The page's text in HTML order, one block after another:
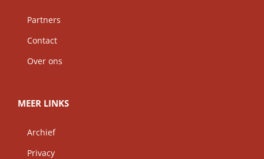
Partners
Contact
Over ons
MEER LINKS
Archief
Privacy